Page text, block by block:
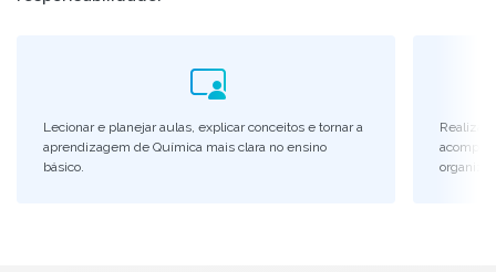
Lecionar e planejar aulas, explicar conceitos e tornar a
aprendizagem de Química mais clara no ensino
básico.
Realizar